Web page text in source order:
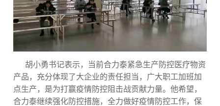
胡小勇书记表示，当前合力泰紧急生产防控医疗物资
产品，充分体现了大企业的责任担当，广大职工加班加
点生产，是为打赢疫情防控阻击战贡献力量。他希望，
合力泰继续强化防控措施，全力做好疫情防控工作，保